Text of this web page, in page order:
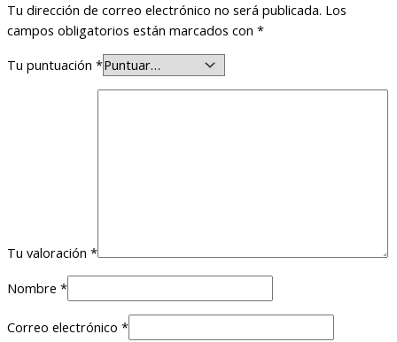
Tu dirección de correo electrónico no será publicada. Los
campos obligatorios están marcados con *
Tu puntuación *
Tu valoración *
Nombre *
Correo electrónico *